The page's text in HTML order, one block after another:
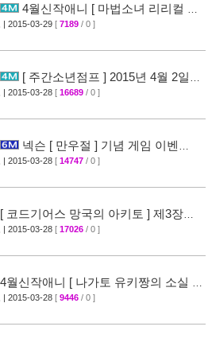
4월신작애니 [ 마법소녀 리리컬 나
] PV 영상 공개
| 2015-03-29 [ 7189 / 0 ]
[ 주간소년점프 ] 2015년 4월 2일
표지공개 + [ 나루토 ] 외전만화 연재
| 2015-03-28 [ 16689 / 0 ]
넥슨 [ 만우절 ] 기념 게임 이벤
| 2015-03-28 [ 14747 / 0 ]
[ 코드기어스 망국의 아키토 ] 제3장
+ [ 코드기어스 반역의 를르슈 ] BD-
| 2015-03-28 [ 17026 / 0 ]
4월신작애니 [ 나가토 유키짱의 소실 ]
공개 [35]
| 2015-03-28 [ 9446 / 0 ]